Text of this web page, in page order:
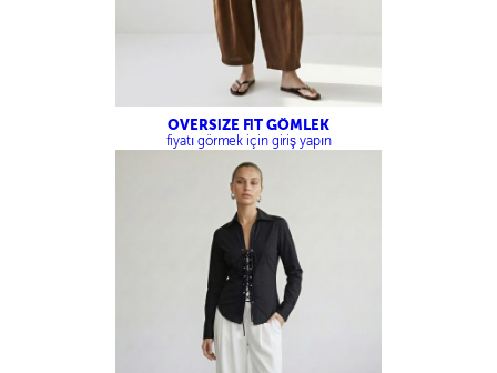
OVERSİZE FİT GÖMLEK
fiyatı görmek için giriş yapın